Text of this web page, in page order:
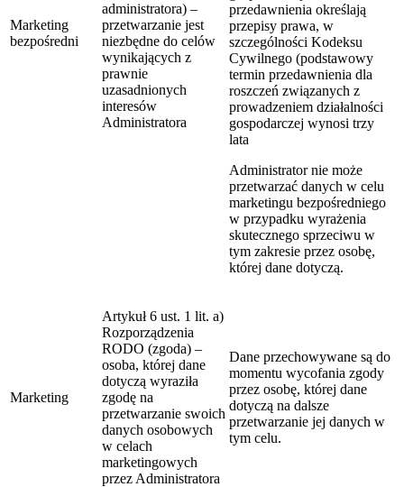
Marketing
bezpośredni
administratora) –
przetwarzanie jest
niezbędne do celów
wynikających z
prawnie
uzasadnionych
interesów
Administratora
przedawnienia określają
przepisy prawa, w
szczególności Kodeksu
Cywilnego (podstawowy
termin przedawnienia dla
roszczeń związanych z
prowadzeniem działalności
gospodarczej wynosi trzy
lata
Administrator nie może
przetwarzać danych w celu
marketingu bezpośredniego
w przypadku wyrażenia
skutecznego sprzeciwu w
tym zakresie przez osobę,
której dane dotyczą.
Marketing
Artykuł 6 ust. 1 lit. a)
Rozporządzenia
RODO (zgoda) –
osoba, której dane
dotyczą wyraziła
zgodę na
przetwarzanie swoich
danych osobowych
w celach
marketingowych
przez Administratora
Dane przechowywane są do
momentu wycofania zgody
przez osobę, której dane
dotyczą na dalsze
przetwarzanie jej danych w
tym celu.